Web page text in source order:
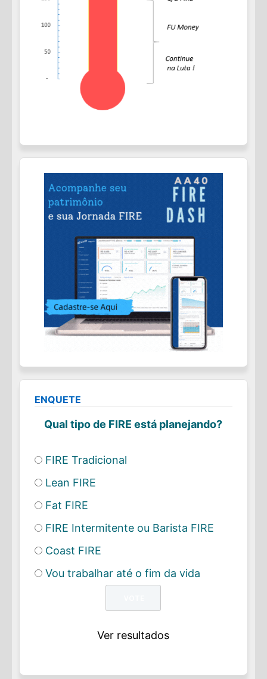
ENQUETE
Qual tipo de FIRE está planejando?
FIRE Tradicional
Lean FIRE
Fat FIRE
FIRE Intermitente ou Barista FIRE
Coast FIRE
Vou trabalhar até o fim da vida
Ver resultados